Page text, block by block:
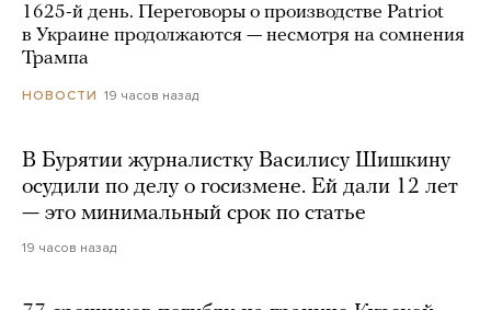
1625-й день. Переговоры о производстве Patriot
в Украине продолжаются — несмотря на сомнения
Трампа
НОВОСТИ 19 часов назад
В Бурятии журналистку Василису Шишкину
осудили по делу о госизмене. Ей дали 12 лет
— это минимальный срок по статье
19 часов назад